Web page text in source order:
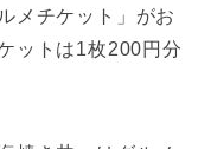
メチケット」がお
ットは1枚200円分